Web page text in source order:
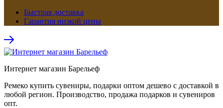
Быстрая доставка
Гарантия низкой цены
Интернет магазин Барельеф
Ремеко купить сувениры, подарки оптом дешево с доставкой в
любой регион. Производство, продажа подарков и сувениров
опт.